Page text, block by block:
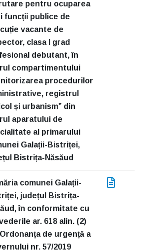
pentru ocuparea
funcții publice de
vacante de
clasa I grad
debutant, în
compartimentului
procedurilor
registrul
și urbanism” din
aparatului de
al primarului
Galații-Bistriței,
Bistrița-Năsăud
comunei Galații-
județul Bistrița-
în conformitate cu
ar. 618 alin. (2)
de urgență a
nr. 57/2019